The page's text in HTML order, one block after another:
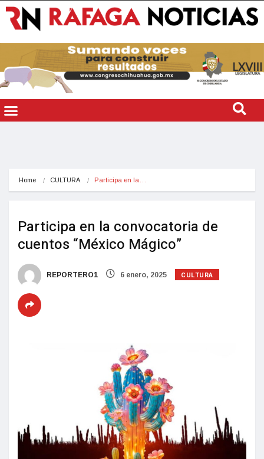
Home CULTURA Participa en la…
Participa en la convocatoria de
cuentos “México Mágico”
REPORTERO1 6 enero, 2025 CULTURA